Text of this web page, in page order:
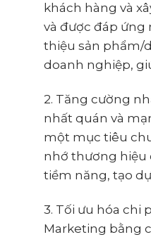
khách hàng và
và được đáp ứng
thiệu sản phẩm/
doanh nghiệp,
2. Tăng cường
nhất quán và
một mục tiêu
nhớ thương hiệu
tiềm năng, tạo
3. Tối ưu hóa
Marketing bằng